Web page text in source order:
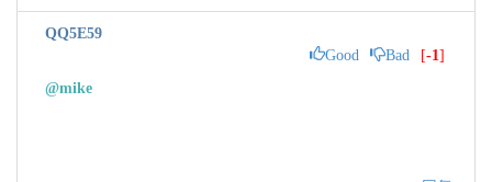
QQ5E59
Good
Bad [-1]
@mike